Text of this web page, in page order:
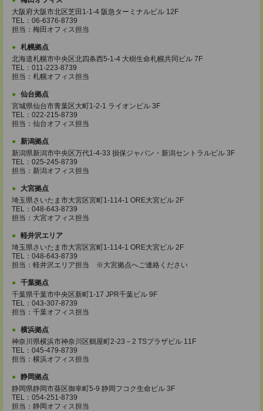
大阪府大阪市北区芝田1-1-4 阪急ターミナルビル 12F
TEL：06-6376-8739
担当：梅田オフィス担当
札幌拠点
北海道札幌市中央区北四条西5-1-4 大樹生命札幌共同ビル 7F
TEL：011-223-8739
担当：札幌オフィス担当
仙台拠点
宮城県仙台市青葉区大町1-2-1 ライオンビル 3F
TEL：022-215-8739
担当：仙台オフィス担当
新潟拠点
新潟県新潟市中央区万代1-4-33 損保ジャパン・新潟セントラルビル 3F
TEL：025-245-8739
担当：新潟オフィス担当
大宮拠点
埼玉県さいたま市大宮区宮町1-114-1 ORE大宮ビル 2F
TEL：048-643-8739
担当：大宮オフィス担当
軽井沢エリア
埼玉県さいたま市大宮区宮町1-114-1 ORE大宮ビル 2F
TEL：048-643-8739
担当：軽井沢エリア担当 ※大宮拠点へご連絡ください
千葉拠点
千葉県千葉市中央区新町1-17 JPR千葉ビル 9F
TEL：043-307-8739
担当：千葉オフィス担当
横浜拠点
神奈川県横浜市神奈川区鶴屋町2-23－2 TSプラザビル 11F
TEL：045-479-8739
担当：横浜オフィス担当
静岡拠点
静岡県静岡市葵区御幸町5-9 静岡フコク生命ビル 3F
TEL：054-251-8739
担当：静岡オフィス担当